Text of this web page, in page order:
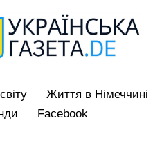
Життя в Німеччині
Facebook